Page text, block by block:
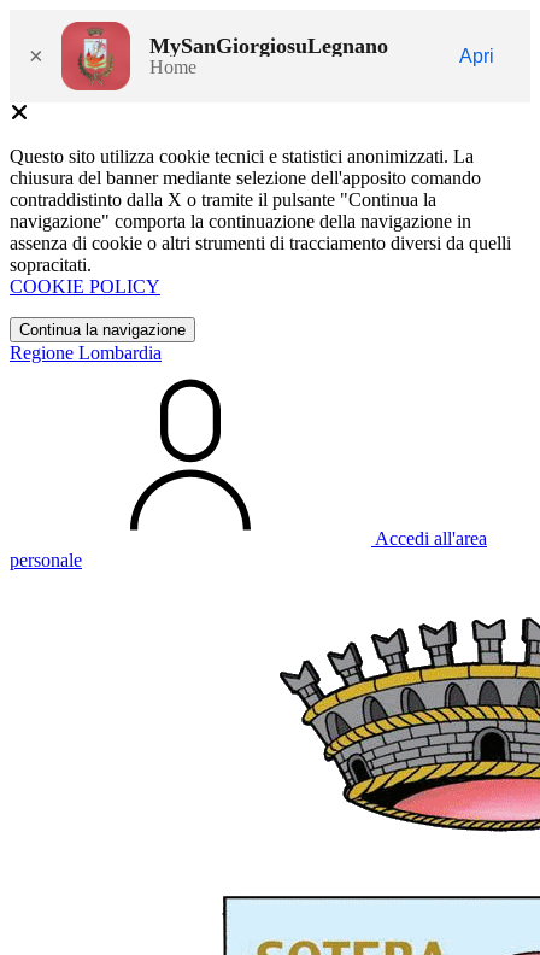
× MySanGiorgiosuLegnano
Home
Apri
Questo sito utilizza cookie tecnici e statistici anonimizzati. La
chiusura del banner mediante selezione dell'apposito comando
contraddistinto dalla X o tramite il pulsante "Continua la
navigazione" comporta la continuazione della navigazione in
assenza di cookie o altri strumenti di tracciamento diversi da quelli
sopracitati.
COOKIE POLICY
Continua la navigazione
Regione Lombardia
Accedi all'area
personale